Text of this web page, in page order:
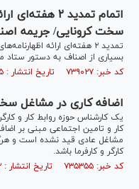
اتمام تمدید ۲
سخت کرونایی/ جریمه
تمدید ۲ هفته‌ای ارائه
بسیاری از اصناف به دستور ستاد
کد خبر: ۷۳۹۰۲۷ تاریخ انتشار : ۱۴۰۰/۰۴/۱۵
اضافه کاری در مشاغل
یک کارشناس حوزه روابط کار و
کار و تامین اجتماعی مبنی بر
مشاغل عادی قید نشده است و
کارگر و کارفرما باشد.
کد خبر: ۷۳۵۳۵۵ تاریخ انتشار : ۱۴۰۰/۰۴/۰۲